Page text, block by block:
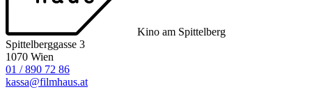
Kino am Spittelberg
Spittelberggasse 3
1070 Wien
01 / 890 72 86
kassa@filmhaus.at